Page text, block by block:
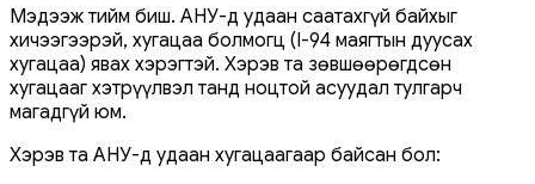
Мэдээж тийм биш. АНУ-д удаан саатахгүй байхыг
хичээгээрэй, хугацаа болмогц (I-94 маягтын дуусах
хугацаа) явах хэрэгтэй. Хэрэв та зөвшөөрөгдсөн
хугацааг хэтрүүлвэл танд ноцтой асуудал тулгарч
магадгүй юм.
Хэрэв та АНУ-д удаан хугацаагаар байсан бол: